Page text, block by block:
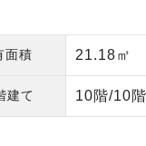
面積 21.18㎡
建て 10階/10